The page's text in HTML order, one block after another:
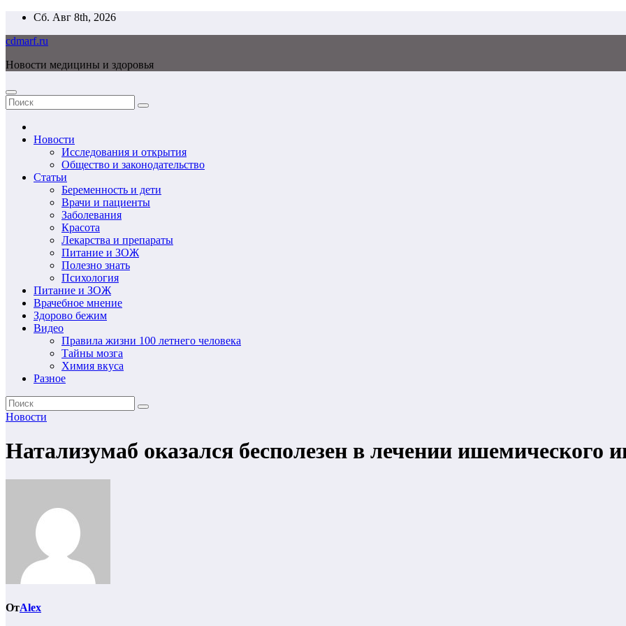
Перейти
содержимому
Сб. Авг 8th, 2026
cdmarf.ru
Новости медицины и здоровья
Новости
Исследования и открытия
Общество и законодательство
Статьи
Беременность и дети
Врачи и пациенты
Заболевания
Красота
Лекарства и препараты
Питание и ЗОЖ
Полезно знать
Психология
Питание и ЗОЖ
Врачебное мнение
Здорово бежим
Видео
Правила жизни 100 летнего человека
Тайны мозга
Химия вкуса
Разное
Новости
Натализумаб оказался бесполезен в лечении ишемического
ОтAlex